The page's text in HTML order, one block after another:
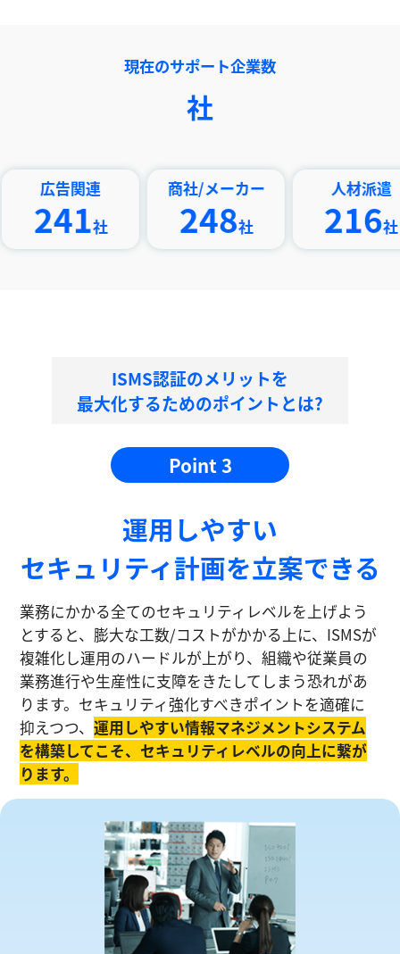
現在のサポート企業数
社
社
商社/メーカー
社 社
ISMS認証のメリットを
最大化するためのポイントとは?
Point 3
運⽤しやすい
セキュリティ計画を⽴案できる
業務にかかる全てのセキュリティレベルを上げよう
とすると、膨大な工数/コストがかかる上に、ISMSが
複雑化し運⽤のハードルが上がり、組織や従業員の
業務進⾏や生産性に⽀障をきたしてしまう恐れがあ
ります。セキュリティ強化すべきポイントを適確に
抑えつつ、運⽤しやすい情報マネジメントシステム
を構築してこそ、セキュリティレベルの向上に繋が
ります。